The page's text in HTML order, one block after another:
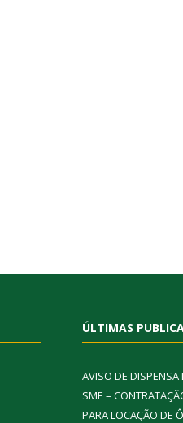
ÚLTIMAS
AVISO DE
SME –
PARA LOCAÇÃO DE